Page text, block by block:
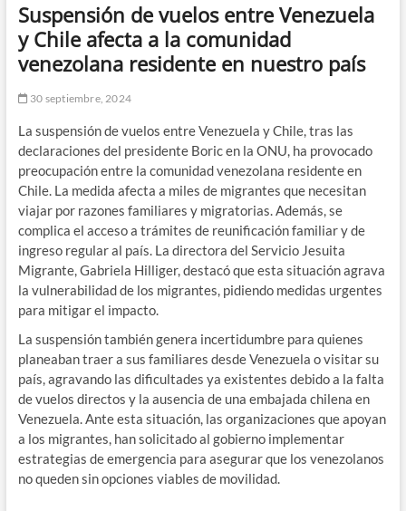
Suspensión de vuelos entre Venezuela
y Chile afecta a la comunidad
venezolana residente en nuestro país
30 septiembre, 2024
La suspensión de vuelos entre Venezuela y Chile, tras las
declaraciones del presidente Boric en la ONU, ha provocado
preocupación entre la comunidad venezolana residente en
Chile. La medida afecta a miles de migrantes que necesitan
viajar por razones familiares y migratorias. Además, se
complica el acceso a trámites de reunificación familiar y de
ingreso regular al país. La directora del Servicio Jesuita
Migrante, Gabriela Hilliger, destacó que esta situación agrava
la vulnerabilidad de los migrantes, pidiendo medidas urgentes
para mitigar el impacto.
La suspensión también genera incertidumbre para quienes
planeaban traer a sus familiares desde Venezuela o visitar su
país, agravando las dificultades ya existentes debido a la falta
de vuelos directos y la ausencia de una embajada chilena en
Venezuela. Ante esta situación, las organizaciones que apoyan
a los migrantes, han solicitado al gobierno implementar
estrategias de emergencia para asegurar que los venezolanos
no queden sin opciones viables de movilidad.